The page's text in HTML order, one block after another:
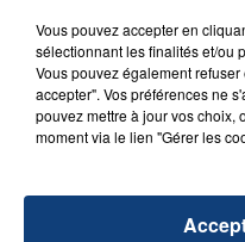
SON BÉBÉ ENTRE
Un homme s'est
aspergé sa
d'un liquide
Vous pouvez accepter en
sélectionnant les finalités et/ou
Vous pouvez également
accepter". Vos préférences ne
pouvez mettre à jour vos choix,
moment via le lien "Gérer les